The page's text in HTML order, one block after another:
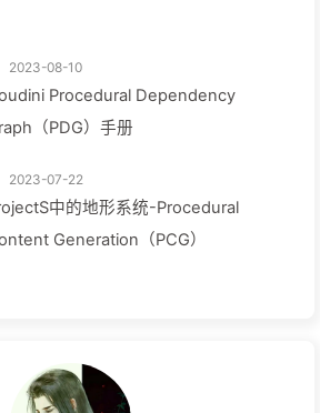
2023-08-10
Procedural Dependency
（PDG）手册
2023-07-22
中的地形系统-Procedural
Generation（PCG）